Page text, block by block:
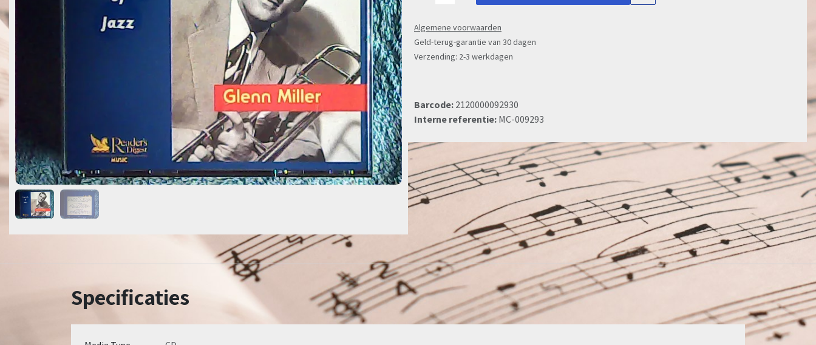
Algemene voorwaarden
Geld-terug-garantie van 30 dagen
Verzending: 2-3 werkdagen
Barcode: 2120000092930
Interne referentie: MC-009293
Specificaties